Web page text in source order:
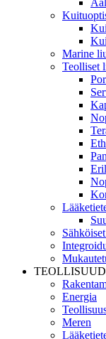
Marine
Teolliset
Energia
Meren